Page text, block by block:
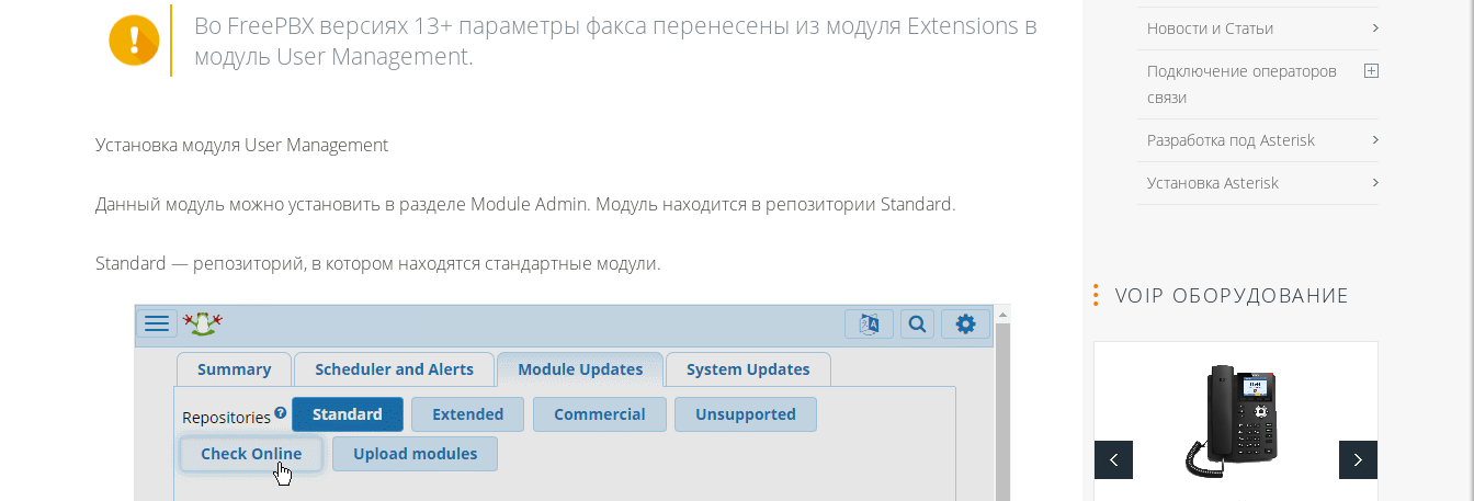
Во FreePBX версиях 13+ параметры факса перенесены из модуля Extensions в
модуль User Management.
Установка модуля User Management
Данный модуль можно установить в разделе Module Admin. Модуль находится в репозитории Standard.
Standard — репозиторий, в котором находятся стандартные модули.
Новости и Статьи
Подключение операторов
связи
Разработка под Asterisk
Установка Asterisk
VOIP ОБОРУДОВАНИЕ